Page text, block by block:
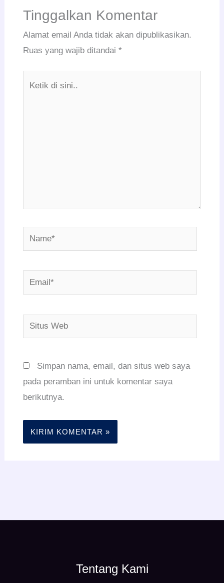
Tinggalkan Komentar
Alamat email Anda tidak akan dipublikasikan.
Ruas yang wajib ditandai *
Name*
Email*
Situs
Web
Simpan nama, email, dan situs web saya
pada peramban ini untuk komentar saya
berikutnya.
Tentang Kami